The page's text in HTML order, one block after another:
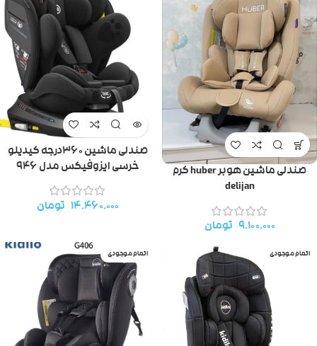
صندلی ماشین هوبر huber کرم
delijan
۹.۱۰۰.۰۰۰ تومان
صندلی ماشین ۳۶۰درجه کیدیلو
خرسی ایزوفیکس مدل ۹۴۶
۱۴.۴۶۰.۰۰۰ تومان
اتمام موجودی اتمام موجودی